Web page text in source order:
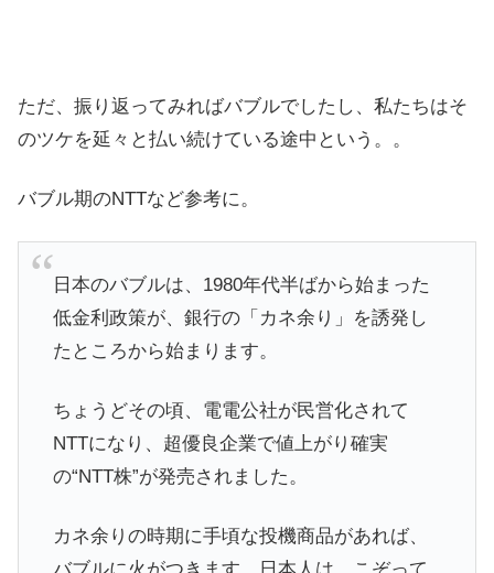
ただ、振り返ってみればバブルでしたし、私たちはそ
のツケを延々と払い続けている途中という。。
バブル期のNTTなど参考に。
日本のバブルは、1980年代半ばから始まった
低金利政策が、銀行の「カネ余り」を誘発し
たところから始まります。
ちょうどその頃、電電公社が民営化されて
NTTになり、超優良企業で値上がり確実
の“NTT株”が発売されました。
カネ余りの時期に手頃な投機商品があれば、
バブルに火がつきます。日本人は、こぞって